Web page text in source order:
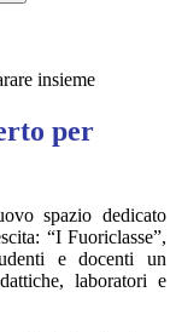
insieme
per
spazio dedicato
“I Fuoriclasse”,
e docenti un
laboratori e